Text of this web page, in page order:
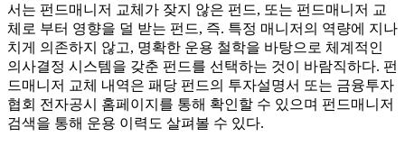
서는 펀드매니저 교체가 잦지 않은 펀드, 또는 펀드매니저 교
체로 부터 영향을 덜 받는 펀드, 즉. 특정 매니저의 역량에 지나
치게 의존하지 않고, 명확한 운용 철학을 바탕으로 체계적인
의사결정 시스템을 갖춘 펀드를 선택하는 것이 바람직하다. 펀
드매니저 교체 내역은 패당 펀드의 투자설명서 또는 금융투자
협회 전자공시 홈페이지를 통해 확인할 수 있으며 펀드매니저
검색을 통해 운용 이력도 살펴볼 수 있다.